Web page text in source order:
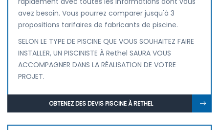
avez besoin. Vous pourrez comparer jusqu'à 3
propositions tarifaires de fabricants de piscine.
SELON LE TYPE DE PISCINE QUE VOUS SOUHAITEZ FAIRE
INSTALLER, UN PISCINISTE À Rethel SAURA VOUS
ACCOMPAGNER DANS LA RÉALISATION DE VOTRE
PROJET.
OBTENEZ DES DEVIS PISCINE À RETHEL